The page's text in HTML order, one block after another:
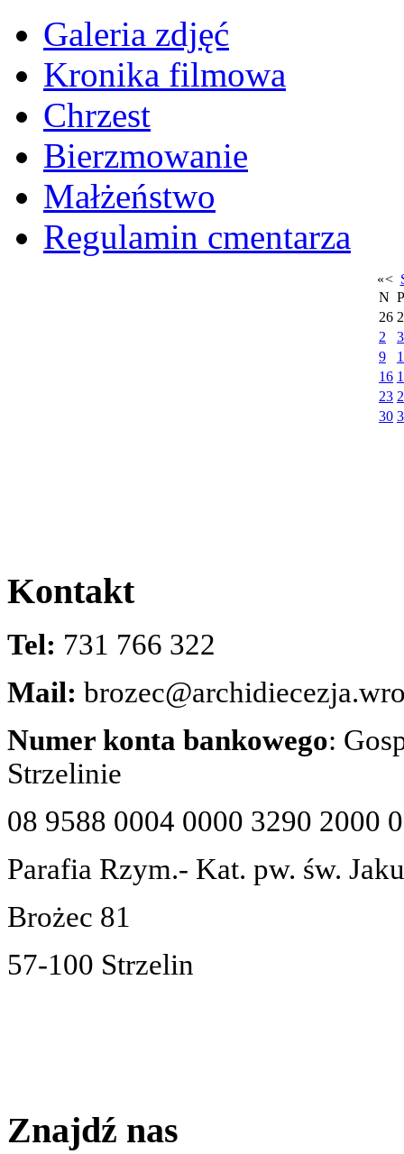
Galeria zdjęć
Kronika filmowa
Chrzest
Bierzmowanie
Małżeństwo
Regulamin cmentarza
«<
N P
26
2
3
9
16
23
30
Kontakt
Tel: 731 766 322
Mail:
Numer konta bankowego:
Strzelinie
08 9588 0004 0000 3290 2000
Parafia Rzym.- Kat. pw. św.
Brożec 81
57-100 Strzelin
Znajdź nas